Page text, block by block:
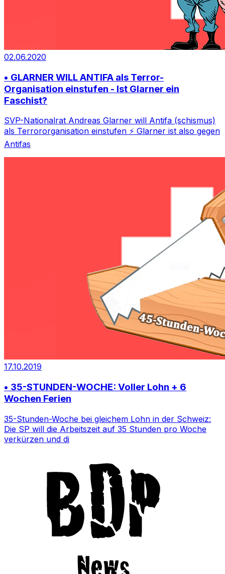
02.06.2020
• GLARNER WILL ANTIFA als Terror-
Organisation einstufen - Ist Glarner ein
Faschist?
SVP-Nationalrat Andreas Glarner will Antifa (schismus)
als Terrororganisation einstufen ⚡ Glarner ist also gegen
Antifas
17.10.2019
• 35-STUNDEN-WOCHE: Voller Lohn + 6
Wochen Ferien
35-Stunden-Woche bei gleichem Lohn in der Schweiz:
Die SP will die Arbeitszeit auf 35 Stunden pro Woche
verkürzen und di